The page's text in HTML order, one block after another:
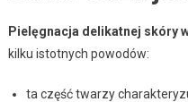
Pielęgnacja delikatnej skóry
kilku istotnych powodów:
ta część twarzy